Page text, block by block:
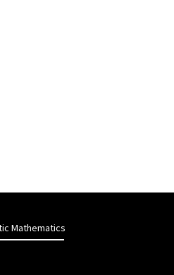
Mathematics